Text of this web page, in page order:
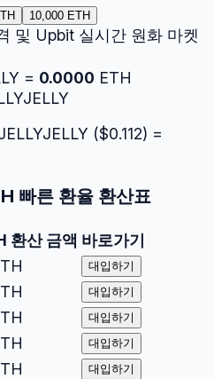
10,000 ETH
및 Upbit 실시간 원화 마켓
= 0.0000 ETH
($0.112) =
빠른 환율 환산표
환산 금액 바로가기
대입하기
대입하기
대입하기
대입하기
대입하기